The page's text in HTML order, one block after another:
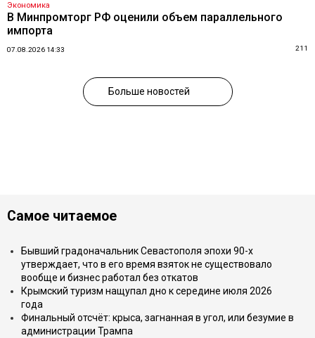
Экономика
В Минпромторг РФ оценили объем параллельного
импорта
07.08.2026 14:33 211
Больше новостей
Самое читаемое
Бывший градоначальник Севастополя эпохи 90-х
утверждает, что в его время взяток не существовало
вообще и бизнес работал без откатов
Крымский туризм нащупал дно к середине июля 2026
года
Финальный отсчёт: крыса, загнанная в угол, или безумие в
администрации Трампа